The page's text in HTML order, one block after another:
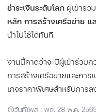
ชำระเงินระดับโลก ผู้เข้าร่ว
หลัก การสร้างเครือข่าย แ
นำไปใช้ได้ทันที
งานนี้คาดว่าจะมีผู้เข้าร่วมก
การสร้างเครือข่ายและกา
เกจราคาพิเศษสำหรับการ
วันที่โพส : พฤ. 28 พ.ค.